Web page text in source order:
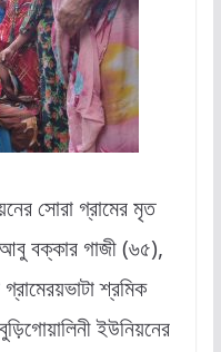
সোরা গ্রামের মৃত
আবু বক্কার গাজী (৬৫),
শ্রমিক
ইউনিয়নের